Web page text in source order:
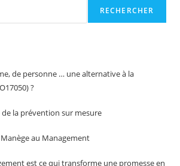
RECHERCHER
de personne … une alternative à la
?
la prévention sur mesure
Manège au Management
est ce qui transforme une promesse en